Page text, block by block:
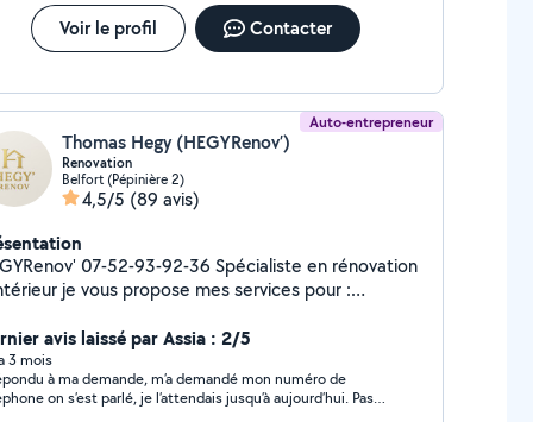
Voir le profil Contacter
Auto-entrepreneur
Thomas Hegy (HEGYRenov’)
Renovation
Belfort (Pépinière 2)
4,5/5 (89 avis)
07-52-93-92-36 Spécialiste en rénovation
je vous propose mes services pour :
demolition Menuiserie intérieure/ext (porte,
veranda, cuisine etcetc...) Placo - isolation -
Petit bricolage Toiture Snap :
avis laissé par Assia : 2/5
3 mois
à ma demande, m’a demandé mon numéro de
on s’est parlé, je l’attendais jusqu’à aujourd’hui. Pas